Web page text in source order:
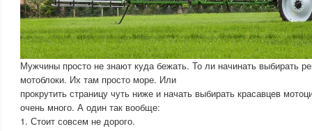
Мужчины просто не знают куда бежать. То ли начинать выбирать
мотоблоки. Их там просто море. Или
прокрутить страницу чуть ниже и начать выбирать красавцев
очень много. А один так вообще:
1. Стоит совсем не дорого.